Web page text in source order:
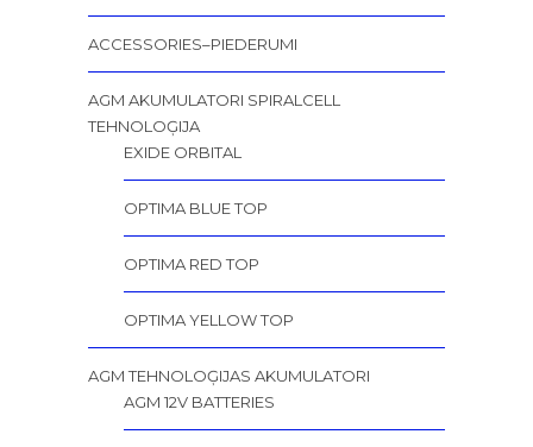
ACCESSORIES–PIEDERUMI
AGM AKUMULATORI SPIRALCELL
TEHNOLOĢIJA
EXIDE ORBITAL
OPTIMA BLUE TOP
OPTIMA RED TOP
OPTIMA YELLOW TOP
AGM TEHNOLOĢIJAS AKUMULATORI
AGM 12V BATTERIES